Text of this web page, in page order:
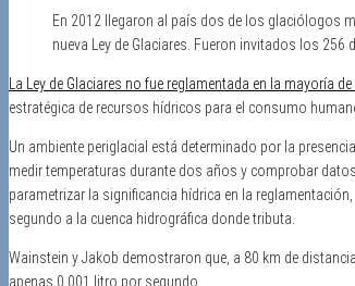
En 2012 llegaron al país dos de los glaciólogos
nueva Ley de Glaciares. Fueron invitados los
La Ley de Glaciares no fue reglamentada en la mayoría
estratégica de recursos hídricos para el consumo
Un ambiente periglacial está determinado por la
medir temperaturas durante dos años y comprobar
parametrizar la significancia hídrica en la
segundo a la cuenca hidrográfica donde tributa.
Wainstein y Jakob demostraron que, a 80 km de
apenas 0,001 litro por segundo.